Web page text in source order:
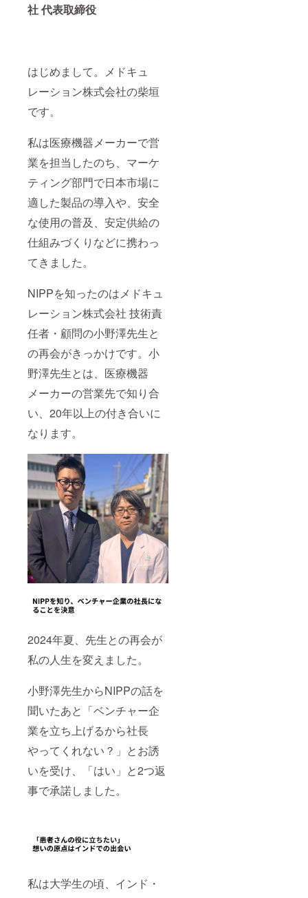
社 代表取締役
はじめまして。メドキュ
レーション株式会社の柴垣
です。
私は医療機器メーカーで営
業を担当したのち、マーケ
ティング部門で日本市場に
適した製品の導入や、安全
な使用の普及、安定供給の
仕組みづくりなどに携わっ
てきました。
NIPPを知ったのはメドキュ
レーション株式会社 技術責
任者・顧問の小野澤先生と
の再会がきっかけです。小
野澤先生とは、医療機器
メーカーの営業先で知り合
い、20年以上の付き合いに
なります。
2024年夏、先生との再会が
私の人生を変えました。
小野澤先生からNIPPの話を
聞いたあと「ベンチャー企
業を立ち上げるから社長
やってくれない？」とお誘
いを受け、「はい」と2つ返
事で承諾しました。
私は大学生の頃、インド・